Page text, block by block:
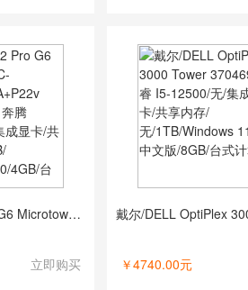
惠普/HP 282 Pro G6 Microtower PC-U501500005A+P22v G4(21.5英寸) 奔腾 G6400/21.5/集成显卡/共享内存/256GB/无/Windows 10/4GB/台式计算机
立即购买 ￥4740.00元